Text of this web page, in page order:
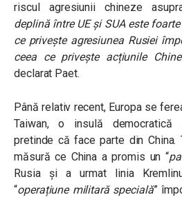
riscul agresiunii chineze
deplină între UE și SUA este
ce privește agresiunea Rusiei
ceea ce privește acțiunile
declarat Paet.
Până relativ recent, Europa se
Taiwan, o insulă democratică
pretinde că face parte din China.
măsură ce China a promis un “
Rusia și a urmat linia
“operațiune militară specială”